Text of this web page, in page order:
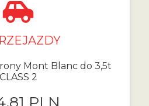
Mont Blanc do 3,5t
CLASS 2
PLN